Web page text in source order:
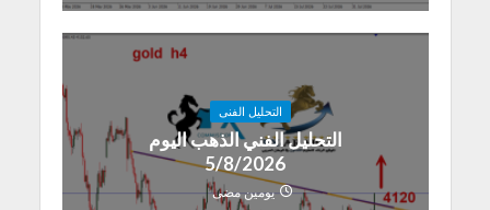
التحليل الفنى
التحليل الفني الذهب اليوم
5/8/2026
يومين مضى